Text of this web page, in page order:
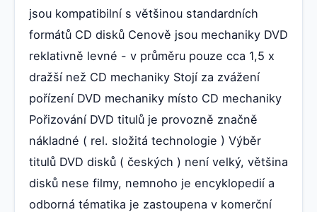
jsou kompatibilní s většinou standardních
formátů CD disků Cenově jsou mechaniky DVD
reklativně levné - v průměru pouze cca 1,5 x
dražší než CD mechaniky Stojí za zvážení
pořízení DVD mechaniky místo CD mechaniky
Pořizování DVD titulů je provozně značně
nákladné ( rel. složitá technologie ) Výběr
titulů DVD disků ( českých ) není velký, většina
disků nese filmy, nemnoho je encyklopedií a
odborná tématika je zastoupena v komerční